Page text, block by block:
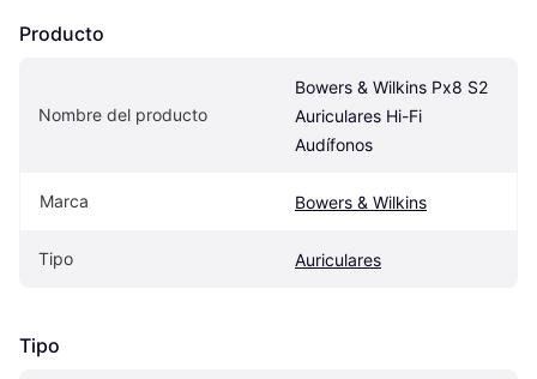
Producto
Nombre del producto
Bowers & Wilkins Px8 S2
Auriculares Hi-Fi
Audífonos
Marca Bowers & Wilkins
Tipo Auriculares
Tipo